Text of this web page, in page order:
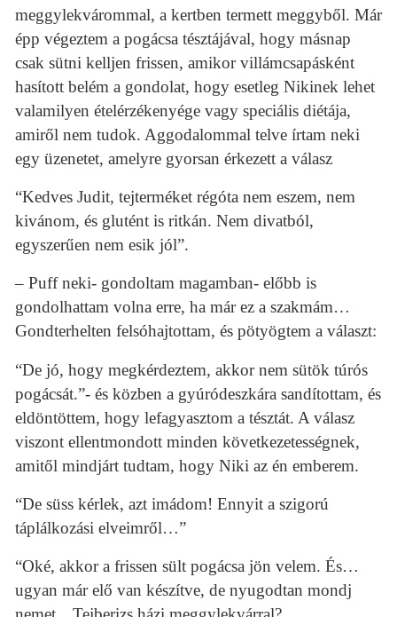
meggylekvárommal, a kertben termett meggyből. Már
épp végeztem a pogácsa tésztájával, hogy másnap
csak sütni kelljen frissen, amikor villámcsapásként
hasított belém a gondolat, hogy esetleg Nikinek lehet
valamilyen ételérzékenyége vagy speciális diétája,
amiről nem tudok. Aggodalommal telve írtam neki
egy üzenetet, amelyre gyorsan érkezett a válasz
“Kedves Judit, tejterméket régóta nem eszem, nem
kivánom, és glutént is ritkán. Nem divatból,
egyszerűen nem esik jól”.
– Puff neki- gondoltam magamban- előbb is
gondolhattam volna erre, ha már ez a szakmám…
Gondterhelten felsóhajtottam, és pötyögtem a választ:
“De jó, hogy megkérdeztem, akkor nem sütök túrós
pogácsát.”- és közben a gyúródeszkára sandítottam, és
eldöntöttem, hogy lefagyasztom a tésztát. A válasz
viszont ellentmondott minden következetességnek,
amitől mindjárt tudtam, hogy Niki az én emberem.
“De süss kérlek, azt imádom! Ennyit a szigorú
táplálkozási elveimről…”
“Oké, akkor a frissen sült pogácsa jön velem. És…
ugyan már elő van készítve, de nyugodtan mondj